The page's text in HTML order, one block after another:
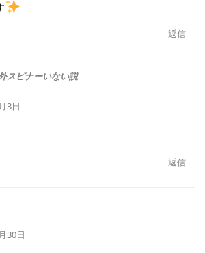
返信
スピナーいない説
3日
返信
30日